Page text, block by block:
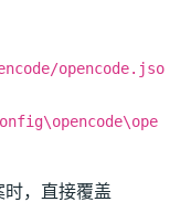
opencode.jso
时，直接覆盖